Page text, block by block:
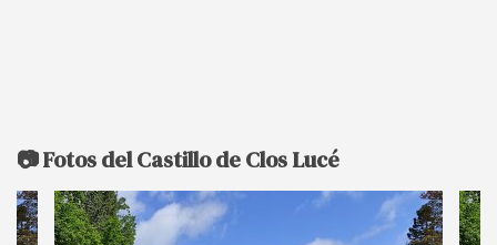
📷 Fotos del Castillo de Clos Lucé